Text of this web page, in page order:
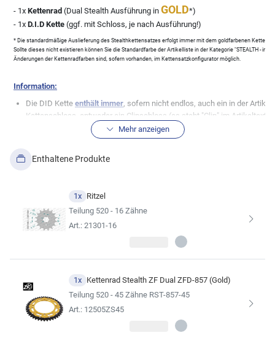
- 1x Kettenrad (Dual Stealth Ausführung in GOLD*)
- 1x D.I.D Kette (ggf. mit Schloss, je nach Ausführung!)
* Die standardmäßige Auslieferung des Stealthkettensatzes erfolgt immer mit dem goldfarbenen
Sollte dieses nicht existieren können Sie die Standardfarbe der Artikelliste in der Kategorie "STEALTH - in
Änderungen der Kettenradfarben sind, sofern vorhanden, im Kettensatzkonfigurator möglich.
Information:
Die DID Kette enthält immer, sofern nicht endlos, auch ein in der
Kettenschloss, entweder ein Clipschloss (es steht "Clip" im Artikeltext)
"Niet" im Artikeltext)!
schwarze Ketten haben keine Zusatzbezeichnung.
BITTE prüft auch anhand der technischen Zeichnung der Inhaltsdaten die
soweit Euch das möglich ist um Fehler zu vermeiden!
Solltet Ihr eine andere Übersetzung wünschen, könnt Ihr diese über den
(siehe Ergebnisse der
Mehr anzeigen
Enthaltene Produkte
1x Ritzel
Teilung 520 - 16 Zähne
Art.: 21301-16
1x Kettenrad Stealth ZF Dual ZFD-857 (Gold)
Teilung 520 - 45 Zähne RST-857-45
Art.: 12505ZS45